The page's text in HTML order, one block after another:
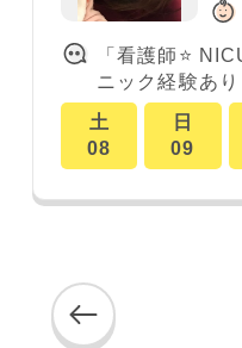
「看護師⭐️
ニック経験あ
績豊富♪ 妊活
土
08
日
09